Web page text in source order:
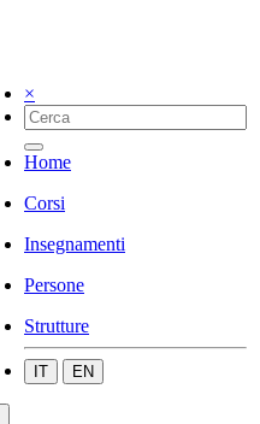
×
Home
Corsi
Insegnamenti
Persone
Strutture
IT EN